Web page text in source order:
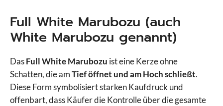
Full White Marubozu (auch
White Marubozu genannt)
DasFull White Marubozu ist eine Kerze ohne
Schatten, die amTief öffnet und am Hoch schließt.
Diese Form symbolisiert starken Kaufdruck und
offenbart, dass Käufer die Kontrolle über die gesamte